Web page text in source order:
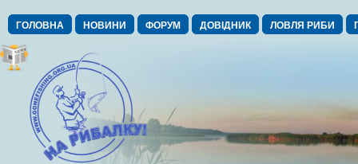
ГОЛОВНА НОВИНИ ФОРУМ ДОВІДНИК ЛОВЛЯ РИБИ